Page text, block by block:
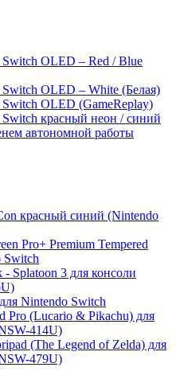
OLED – Red / Blue
OLED – White (Белая)
OLED (GameReplay)
красный неон / синий
автономной работы
красный синий (Nintendo
Pro+ Premium Tempered
Switch
Splatoon 3 для консоли
Nintendo Switch
Pro (Lucario & Pikachu) для
414U)
(The Legend of Zelda) для
479U)